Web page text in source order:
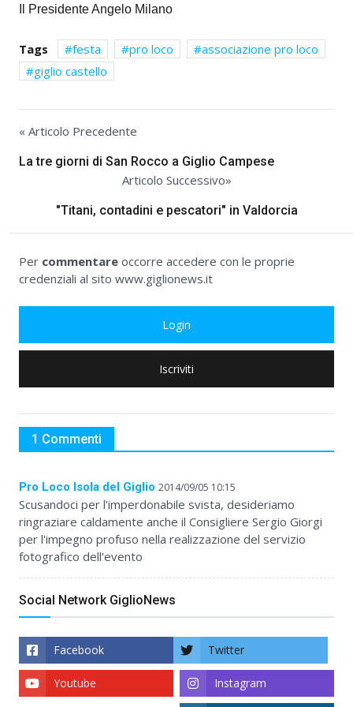
Il Presidente Angelo Milano
Tags festa pro loco
associazione pro loco
giglio castello
« Articolo Precedente
La tre giorni di San Rocco a Giglio Campese
Articolo Successivo»
"Titani, contadini e pescatori" in Valdorcia
Per commentare occorre accedere con le proprie
credenziali al sito www.giglionews.it
Login
Iscriviti
1 Commenti
Pro Loco Isola del Giglio 2014/09/05 10:15
Scusandoci per l'imperdonabile svista, desideriamo
ringraziare caldamente anche il Consigliere Sergio Giorgi
per l'impegno profuso nella realizzazione del servizio
fotografico dell'evento
Social Network GiglioNews
Facebook Twitter
Instagram
Youtube